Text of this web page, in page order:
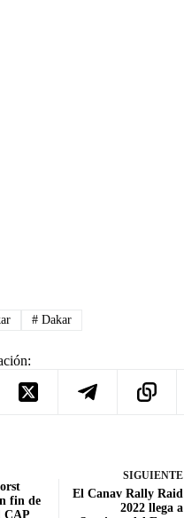
#Dakar
fin de
CAP
SIGUIENTE
El Canav Rally Raid
2022 llega a